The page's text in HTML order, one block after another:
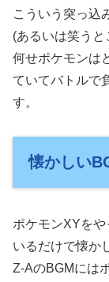
こういう突っ込
(あるいは笑うと
何せポケモンは
ていてバトルで
す。
懐かしい
ポケモンXYを
いるだけで懐か
Z-AのBGMには